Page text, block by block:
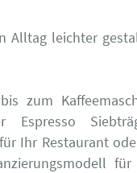
Alltag leichter
zum
Espresso
Ihr Restaurant